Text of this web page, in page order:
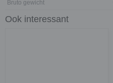
Bruto gewicht
Ook interessant